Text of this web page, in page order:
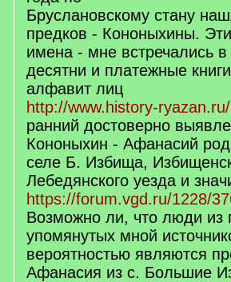
Бруслановскому стану
предков - Кононыхины.
имена - мне встречались
десятни и платежные
алфавит лиц
http://www.history-
ранний достоверно
Кононыхин - Афанасий
селе Б. Избища,
Лебедянского уезда и
https://forum.vgd.ru/1228/
Возможно ли, что люди из
упомянутых мной
вероятностью являются
Афанасия из с. Большие